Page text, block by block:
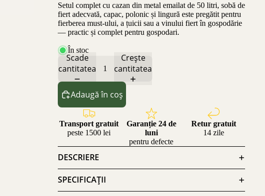
Setul complet cu cazan din metal emailat de 50 litri, sobă de
fiert adecvată, capac, polonic și lingură este pregătit pentru
fierberea must-ului, a țuicii sau a vinului fiert în gospodărie
— practic și complet pentru gospodari.
În stoc
Scade
cantitatea
Crește
cantitatea
Adaugă în coș
Transport gratuit
peste 1500 lei
Garanție 24 de
luni
pentru defecte
Retur gratuit
14 zile
DESCRIERE
SPECIFICAȚII